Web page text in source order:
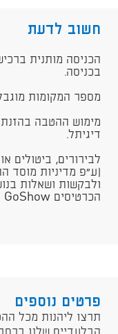
חשוב לדעת
הכניסה מותנית
בכניסה.
מספר המקומות
מימוש ההטבה
דיגיתל.
לבירורים, ביטולים
(ע"פ מדיניות מוסד
ולבקשות ושאלות
הכרטיסים GoShow
פרטים נוספים
תרצו ליהנות מכל